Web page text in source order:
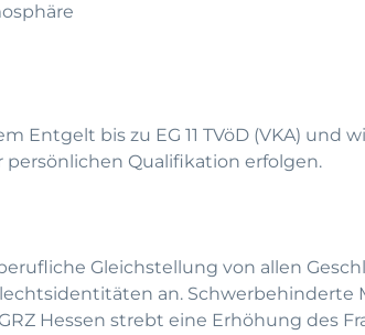
Entgelt bis zu EG 11 TVöD (VKA) und
Qualifikation erfolgen.
Gleichstellung von allen
an. Schwerbehinderte
Hessen strebt eine Erhöhung des